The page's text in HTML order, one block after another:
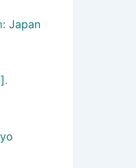
Japan
.